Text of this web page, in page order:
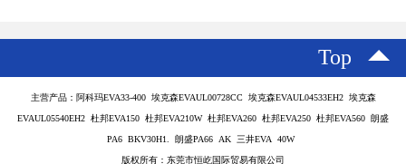
Top
主营产品：阿科玛EVA33-400 埃克森EVAUL00728CC 埃克森EVAUL04533EH2 埃克森
EVAUL05540EH2 杜邦EVA150 杜邦EVA210W 杜邦EVA260 杜邦EVA250 杜邦EVA560 朗盛
PA6 BKV30H1. 朗盛PA66 AK 三井EVA 40W
版权所有：东莞市恒屹国际贸易有限公司